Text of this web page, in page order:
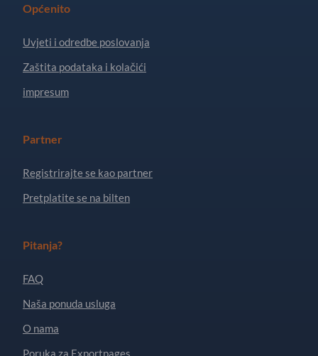
Općenito
Uvjeti i odredbe poslovanja
Zaštita podataka i kolačići
impresum
Partner
Registrirajte se kao partner
Pretplatite se na bilten
Pitanja?
FAQ
Naša ponuda usluga
O nama
Poruka za Exportpages